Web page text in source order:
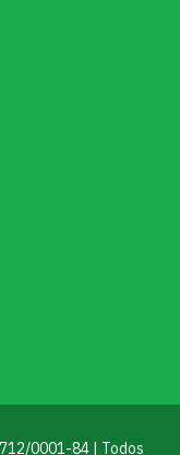
0001-84 | Todos